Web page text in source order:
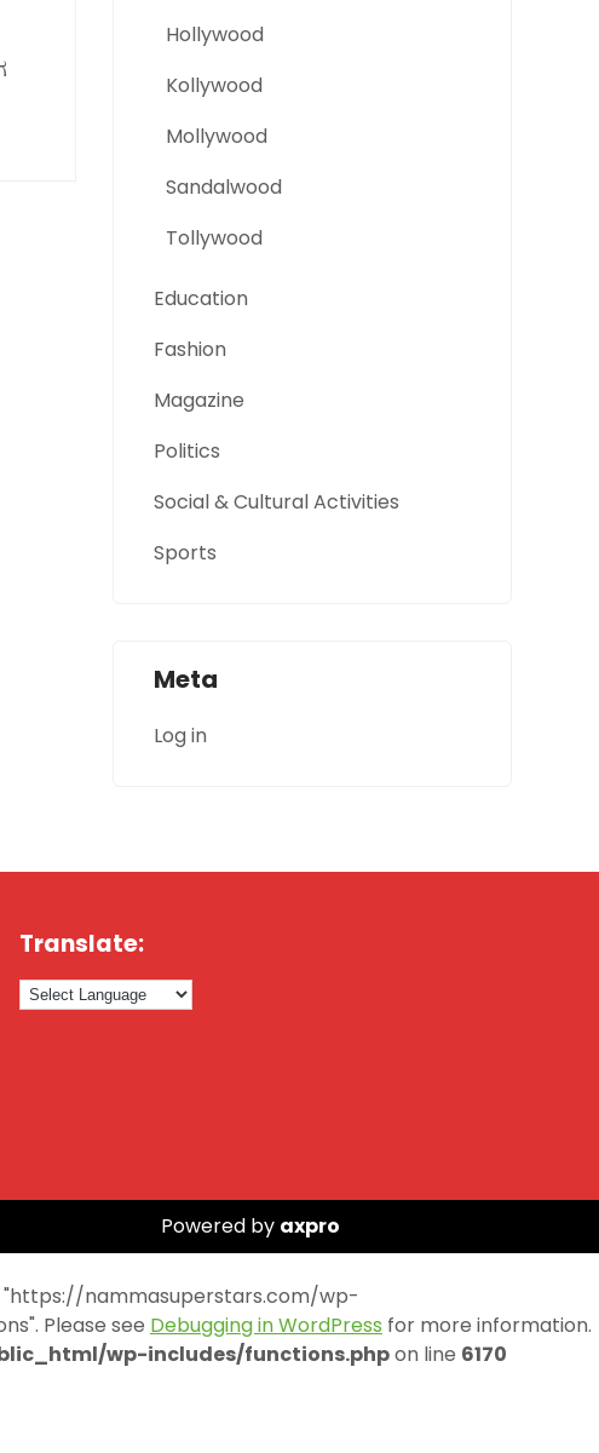
Hollywood
Kollywood
Mollywood
Sandalwood
Tollywood
Education
Fashion
Magazine
Politics
Social & Cultural Activities
Sports
Meta
Log in
Translate:
Powered by axpro
"https://nammasuperstars.com/wp-
Please see Debugging in WordPress for more information.
wp-includes/functions.phpon line 6170